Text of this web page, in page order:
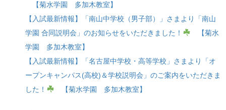
【菊水学園 多加木教室】
【入試最新情報】「南山中学校（男子部）」さまより「南山
学園 合同説明会」のお知らせをいただきました！
【菊水
学園 多加木教室】
【入試最新情報】「名古屋中学校・高等学校」さまより「オ
ープンキャンパス(高校)＆学校説明会」のご案内をいただきま
した！
【菊水学園 多加木教室】